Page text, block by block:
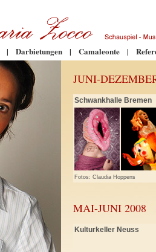
| Darbietungen | Camaleonte |
JUNI-
Schwankhalle Bremen
Fotos: Claudia Hoppens
MAI-JUNI 2008
Kulturkeller Neuss